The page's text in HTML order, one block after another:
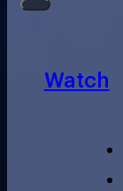
Watch